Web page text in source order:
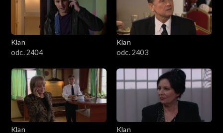
Klan
odc. 2404
Klan
odc. 2403
Klan
Klan